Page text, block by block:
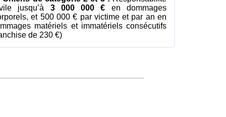
jusqu’à 3 000 000 € en dommages
et 500 000 € par victime et par an en
matériels et immatériels consécutifs
de 230 €)